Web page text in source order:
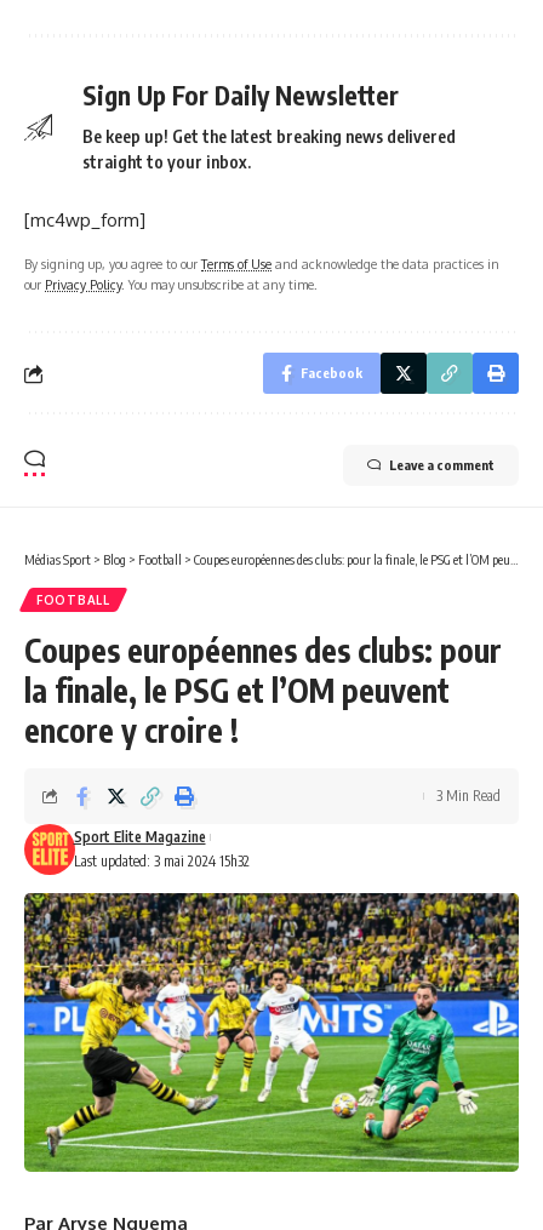
Sign Up For Daily Newsletter
Be keep up! Get the latest breaking news delivered
straight to your inbox.
[mc4wp_form]
By signing up, you agree to ourTerms of Use and acknowledge the data practices in
our Privacy Policy. You may unsubscribe at any time.
Facebook
Leave a comment
Médias Sport > Blog > Football > Coupes européennes des clubs: pour la finale, le PSG et l’OM peuvent encore y croire !
FOOTBALL
Coupes européennes des clubs: pour
la finale, le PSG et l’OM peuvent
encore y croire !
Last updated: 3 mai 2024 15h32
Sport Elite Magazine
3 Min Read
Par Aryse Nguema